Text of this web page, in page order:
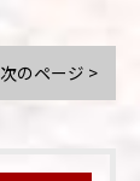
次のページ >